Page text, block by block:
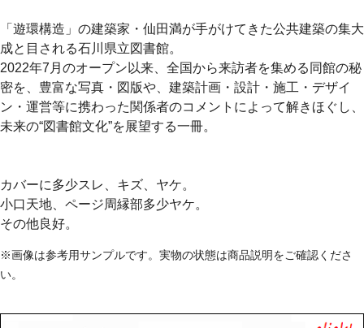
「遊環構造」の建築家・仙田満が手がけてきた公共建築の集大
成と目される石川県立図書館。
2022年7月のオープン以来、全国から来訪者を集める同館の秘
密を、豊富な写真・図版や、建築計画・設計・施工・デザイ
ン・運営等に携わった関係者のコメントによって解きほぐし、
未来の“図書館文化”を展望する一冊。
カバーに多少スレ、キズ、ヤケ。
小口天地、ページ周縁部多少ヤケ。
その他良好。
※画像は参考用サンプルです。実物の状態は商品説明をご確認くださ
い。